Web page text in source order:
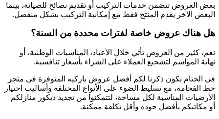
بعض العروض تتضمن خدمات التركيب أو تقديم نصائح للصيانة، بينما
البعض الآخر يقدم المنتج فقط مع إمكانية التركيب بشكل منفصل.
هل هناك عروض خاصة لفترات محددة من السنة؟
نعم، كثير من العروض تأتي خلال الأعياد، المناسبات الوطنية، أو
نهاية المواسم لتشجيع العملاء على الشراء بأسعار تنافسية.
في الختام نكون ذكرنا لكم أفضل عروض باركيه المتوفرة في متجر
خط الفخامة، مع تسليط الضوء على الأنواع المختلفة وأساليب اختيار
الأرضيات المناسبة لكل مساحة، لتتمكنوا من تجديد ديكور منازلكم
أو مكاتبكم بأفضل جودة وأقل تكلفة ممكنة.